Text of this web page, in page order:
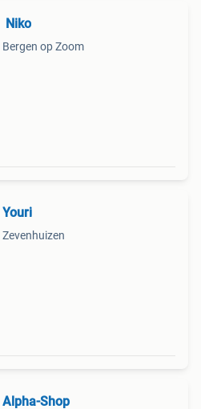
️ Niko
Bergen op Zoom
Youri
Zevenhuizen
Alpha-Shop